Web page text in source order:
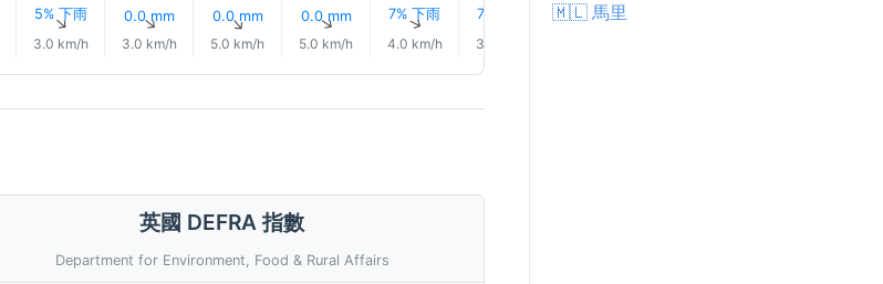
5% 下雨
↑
3.0 km/h
0.0 mm
↑
3.0 km/h
0.0 mm
↑
5.0 km/h
0.0 mm
↑
5.0 km/h
7% 下雨
↑
4.0 km/h
7% 下雨
3.0 km/h
8% 下雨
↑
英國 DEFRA 指數
Department for Environment, Food & Rural Affairs
🇲🇱 馬里